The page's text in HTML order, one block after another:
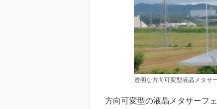
透明な方向可変型液晶メタサ
方向可変型の液晶メタサーフ